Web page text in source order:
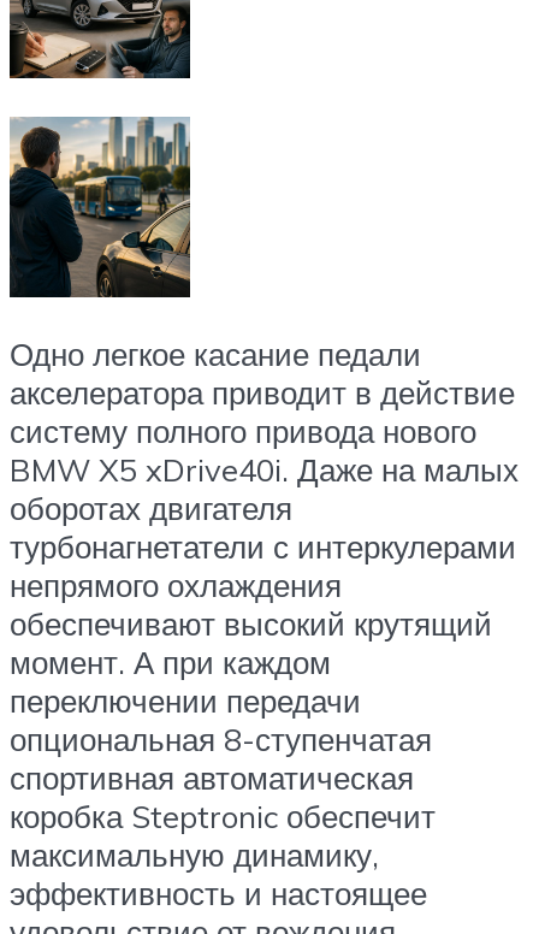
Одно легкое касание педали
акселератора приводит в действие
систему полного привода нового
BMW X5 xDrive40i. Даже на малых
оборотах двигателя
турбонагнетатели с интеркулерами
непрямого охлаждения
обеспечивают высокий крутящий
момент. А при каждом
переключении передачи
опциональная 8-ступенчатая
спортивная автоматическая
коробка Steptronic обеспечит
максимальную динамику,
эффективность и настоящее